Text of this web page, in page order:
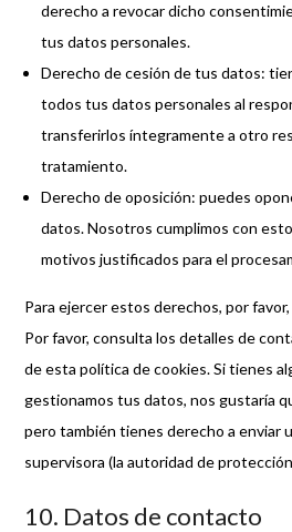
derecho a revocar dicho
tus datos personales.
Derecho de cesión de tus datos:
todos tus datos personales al
transferirlos íntegramente a otro
tratamiento.
Derecho de oposición: puedes
datos. Nosotros cumplimos con
motivos justificados para el
Para ejercer estos derechos, por
Por favor, consulta los detalles de
de esta política de cookies. Si tienes
gestionamos tus datos, nos gustaría
pero también tienes derecho a enviar
supervisora (la autoridad de
10. Datos de contacto